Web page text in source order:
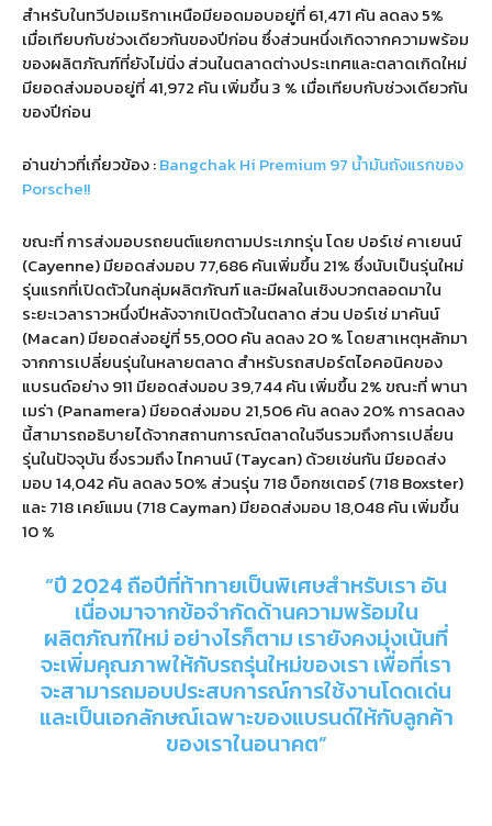
สำหรับในทวีปอเมริกาเหนือมียอดมอบอยู่ที่61,471 คัน ลดลง5%
เมื่อเทียบกับช่วงเดียวกันของปีก่อน ซึ่งส่วนหนึ่งเกิดจากความพร้อม
ของผลิตภัณฑ์ที่ยังไม่นิ่ง ส่วนในตลาดต่างประเทศและตลาดเกิดใหม่
มียอดส่งมอบอยู่ที่41,972 คัน เพิ่มขึ้น3 % เมื่อเทียบกับช่วงเดียวกัน
ของปีก่อน
อ่านข่าวที่เกี่ยวข้อง :Bangchak Hi Premium 97 น้ำมันถังแรกของ
Porsche!!
ขณะที่ การส่งมอบรถยนต์แยกตามประเภทรุ่น โดย ปอร์เช่ คาเยนน์
(Cayenne)มียอดส่งมอบ 77,686คันเพิ่มขึ้น 21% ซึ่งนับเป็นรุ่นใหม่
รุ่นแรกที่เปิดตัวในกลุ่มผลิตภัณฑ์ และมีผลในเชิงบวกตลอดมาใน
ระยะเวลาราวหนึ่งปีหลังจากเปิดตัวในตลาด ส่วน ปอร์เช่ มาคันน์
(Macan)มียอดส่งอยู่ที่55,000คัน ลดลง20 %โดยสาเหตุหลักมา
จากการเปลี่ยนรุ่นในหลายตลาด สำหรับรถสปอร์ตไอคอนิคของ
แบรนด์อย่าง911 มียอดส่งมอบ39,744คัน เพิ่มขึ้น 2%ขณะที่ พานา
เมร่า (Panamera)มียอดส่งมอบ 21,506คัน ลดลง20%การลดลง
นี้สามารถอธิบายได้จากสถานการณ์ตลาดในจีนรวมถึงการเปลี่ยน
รุ่นในปัจจุบัน ซึ่งรวมถึง ไทคานน์(Taycan)ด้วยเช่นกัน มียอดส่ง
มอบ14,042 คัน ลดลง50% ส่วนรุ่น 718บ็อกซเตอร์(718 Boxster)
และ718เคย์แมน (718 Cayman)มียอดส่งมอบ18,048คัน เพิ่มขึ้น
10 %
“ปี 2024ถือปีที่ท้าทายเป็นพิเศษสำหรับเรา อัน
เนื่องมาจากข้อจำกัดด้านความพร้อมใน
ผลิตภัณฑ์ใหม่ อย่างไรก็ตาม เรายังคงมุ่งเน้นที่
จะเพิ่มคุณภาพให้กับรถรุ่นใหม่ของเรา เพื่อที่เรา
จะสามารถมอบประสบการณ์การใช้งานโดดเด่น
และเป็นเอกลักษณ์เฉพาะของแบรนด์ให้กับลูกค้า
ของเราในอนาคต”